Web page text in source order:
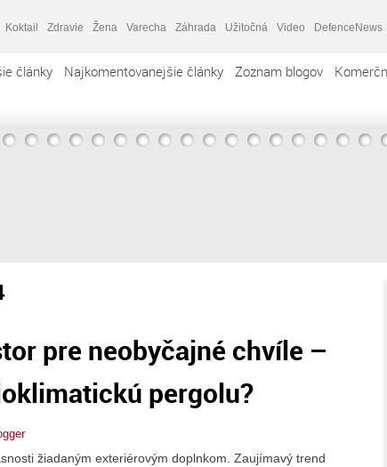
Koktail Zdravie Žena Varecha Záhrada Užitočná Video DefenceNews
články Najkomentovanejšie články Zoznam blogov
pre neobyčajné chvíle –
pergolu?
žiadaným exteriérovým doplnkom. Zaujímavý trend